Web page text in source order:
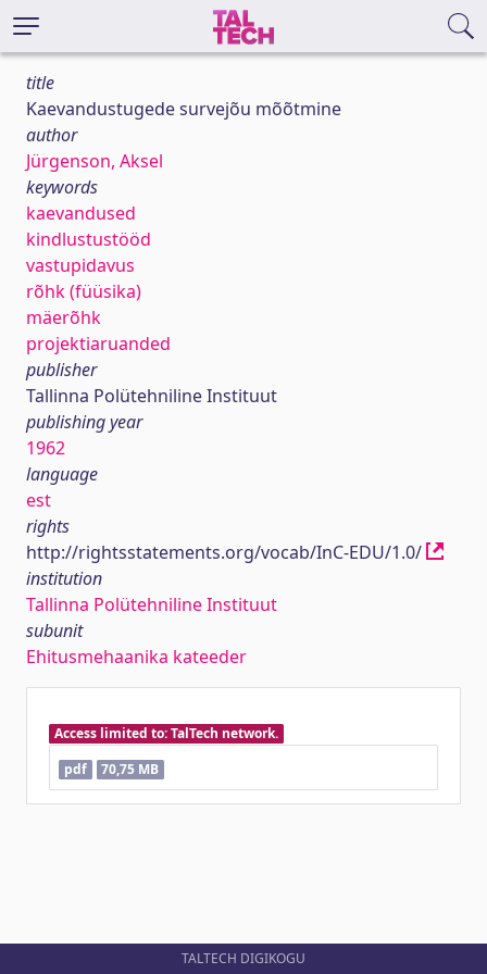
title
Kaevandustugede survejõu mõõtmine
author
Jürgenson, Aksel
keywords
kaevandused
kindlustustööd
vastupidavus
rõhk (füüsika)
mäerõhk
projektiaruanded
publisher
Tallinna Polütehniline Instituut
publishing year
1962
language
est
rights
http://rightsstatements.org/vocab/InC-EDU/1.0/
institution
Tallinna Polütehniline Instituut
subunit
Ehitusmehaanika kateeder
Access limited to: TalTech network.
pdf
70,75 MB
TALTECH DIGIKOGU